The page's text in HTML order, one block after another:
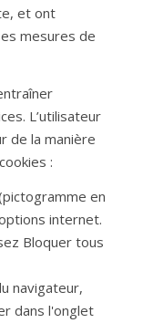
et ont
mesures de
L’utilisateur
de la manière
:
en
internet.
Bloquer tous
navigateur,
dans l'onglet